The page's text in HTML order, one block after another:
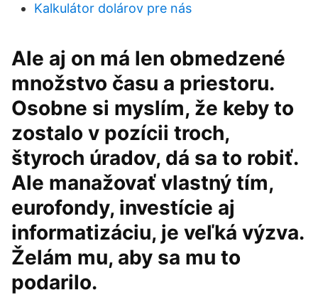
Kalkulátor dolárov pre nás
Ale aj on má len obmedzené
množstvo času a priestoru.
Osobne si myslím, že keby to
zostalo v pozícii troch,
štyroch úradov, dá sa to robiť.
Ale manažovať vlastný tím,
eurofondy, investície aj
informatizáciu, je veľká výzva.
Želám mu, aby sa mu to
podarilo.